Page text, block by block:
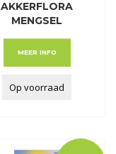
AKKERFLORA
MENGSEL
MEER INFO
Op voorraad